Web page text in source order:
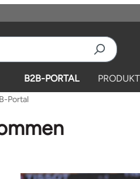
B2B-PORTAL
Portal